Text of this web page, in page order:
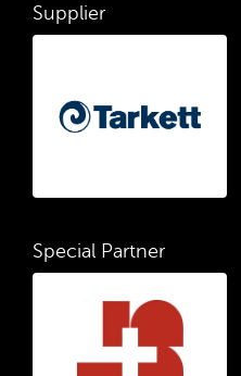
Supplier
Special Partner